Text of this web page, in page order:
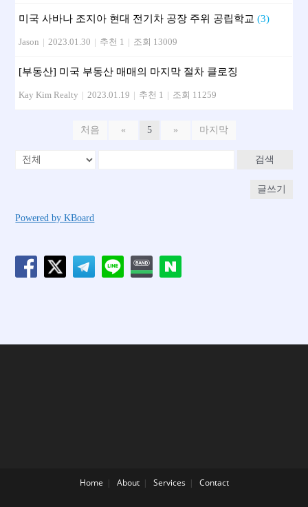
미국 사바나 조지아 현대 전기차 공장 주위 공립학교(3)
Jason | 2023.01.30 | 추천 1 | 조회 13009
[부동산] 미국 부동산 매매의 마지막 절차 클로징
Kay Kim Realty | 2023.01.19 | 추천 1 | 조회 11259
처음 « 5 » 마지막
검색
글쓰기
Powered by KBoard
Home About Services Contact